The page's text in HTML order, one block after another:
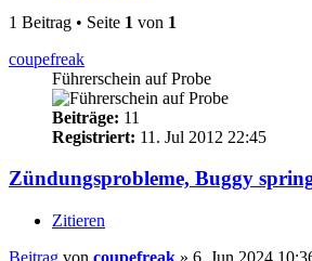
1 Beitrag • Seite 1 von 1
coupefreak
Führerschein auf Probe
Beiträge: 11
Registriert: 11. Jul 2012 22:45
Zündungsprobleme, Buggy
Zitieren